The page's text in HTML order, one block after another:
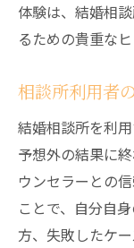
体験は、結婚相
るための貴重な
相談所利用者
結婚相談所を利
予想外の結果に
ウンセラーとの
ことで、自分自
方、失敗したケ